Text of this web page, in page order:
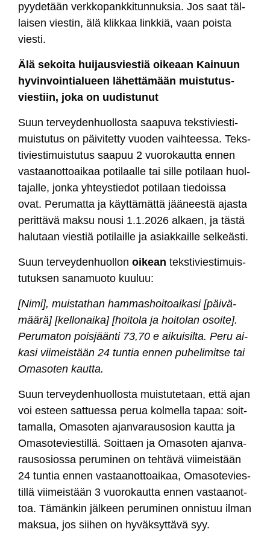
pyy­de­tään verk­ko­pank­ki­tun­nuk­sia. Jos saat täl­
lai­sen vies­tin, älä klik­kaa link­kiä, vaan pois­ta
vies­ti.
Älä se­koi­ta hui­jaus­vies­tiä oi­keaan Kai­nuun
hy­vin­voin­tia­lueen lä­het­tä­mään muis­tu­tus­
vies­tiin, jo­ka on uu­dis­tu­nut
Suun ter­vey­den­huol­los­ta saa­pu­va teks­ti­vies­ti­
muis­tu­tus on päi­vi­tet­ty vuo­den vaih­tees­sa. Teks­
ti­vies­ti­muis­tu­tus saa­puu 2 vuo­ro­kaut­ta en­nen
vas­taa­not­toai­kaa po­ti­laal­le tai sil­le po­ti­laan huol­
ta­jal­le, jon­ka yh­teys­tie­dot po­ti­laan tie­dois­sa
ovat. Pe­ru­mat­ta ja käyt­tä­mät­tä jää­nees­tä ajas­ta
pe­rit­tä­vä mak­su nou­si 1.1.2026 al­kaen, ja täs­tä
ha­lu­taan vies­tiä po­ti­lail­le ja asiak­kail­le sel­keäs­ti.
Suun ter­vey­den­huol­lon oi­kean teks­ti­vies­ti­muis­
tu­tuk­sen sa­na­muo­to kuu­luu:
[Ni­mi], muis­tat­han ham­mas­hoi­toai­ka­si [päi­vä­
mää­rä] [kel­lo­nai­ka] [hoi­to­la ja hoi­to­lan osoi­te].
Pe­ru­ma­ton pois­jään­ti 73,70 e ai­kui­sil­ta. Pe­ru ai­
ka­si vii­meis­tään 24 tun­tia en­nen pu­he­li­mit­se tai
Oma­so­ten kaut­ta.
Suun ter­vey­den­huol­los­ta muis­tu­te­taan, et­tä ajan
voi es­teen sat­tues­sa pe­rua kol­mel­la ta­paa: soit­
ta­mal­la, Oma­so­ten ajan­va­rau­so­sion kaut­ta ja
Oma­so­te­vies­til­lä. Soit­taen ja Oma­so­ten ajan­va­
rau­so­sios­sa pe­ru­mi­nen on teh­tä­vä vii­meis­tään
24 tun­tia en­nen vas­taa­not­toai­kaa, Oma­so­te­vies­
til­lä vii­meis­tään 3 vuo­ro­kaut­ta en­nen vas­taa­not­
toa. Tä­män­kin jäl­keen pe­ru­mi­nen on­nis­tuu il­man
mak­sua, jos sii­hen on hy­väk­syt­tä­vä syy.